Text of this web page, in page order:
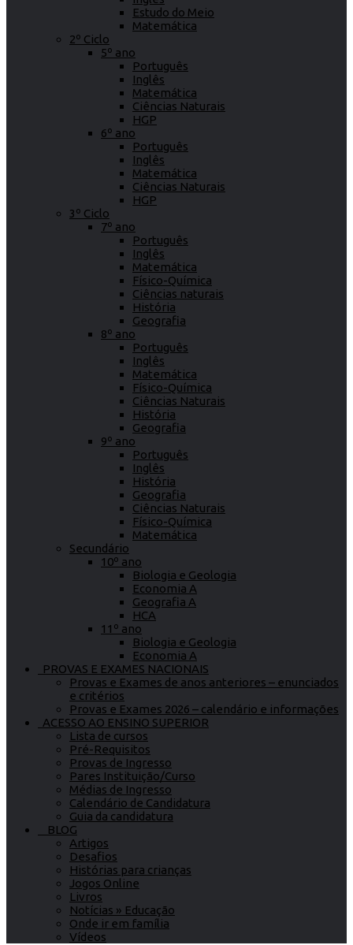
Estudo do Meio
Matemática
2º Ciclo
5º ano
Português
Inglês
Matemática
Ciências Naturais
HGP
6º ano
Português
Inglês
Matemática
Ciências Naturais
HGP
3º Ciclo
7º ano
Português
Inglês
Matemática
Físico-Química
Ciências naturais
História
Geografia
8º ano
Português
Inglês
Matemática
Físico-Química
Ciências Naturais
História
Geografia
9º ano
Português
Inglês
História
Geografia
Ciências Naturais
Físico-Química
Matemática
Secundário
10º ano
Biologia e Geologia
Economia A
Geografia A
HCA
11º ano
Biologia e Geologia
Economia A
PROVAS E EXAMES NACIONAIS
Provas e Exames de anos anteriores – enunciados
e critérios
Provas e Exames 2026 – calendário e informações
ACESSO AO ENSINO SUPERIOR
Lista de cursos
Pré-Requisitos
Provas de Ingresso
Pares Instituição/Curso
Médias de Ingresso
Calendário de Candidatura
Guia da candidatura
BLOG
Artigos
Desafios
Histórias para crianças
Jogos Online
Livros
Notícias » Educação
Onde ir em família
Vídeos